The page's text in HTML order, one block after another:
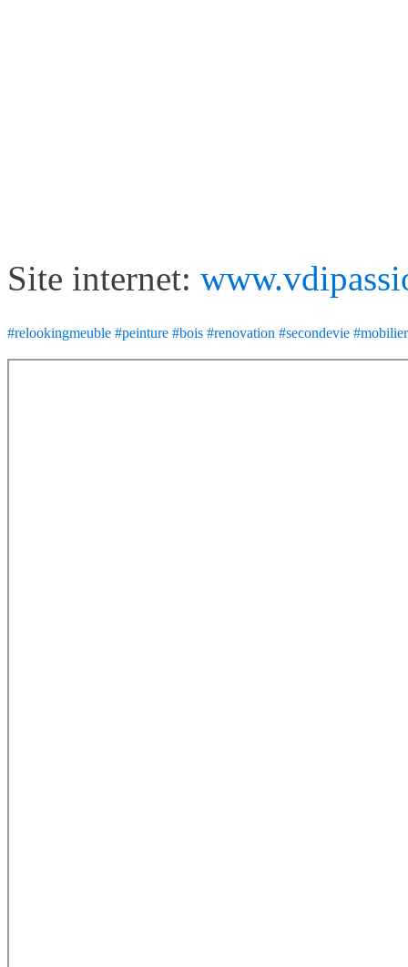
Site internet:
#relookingmeuble #peinture #bois #renovation #secondevie #mobilier